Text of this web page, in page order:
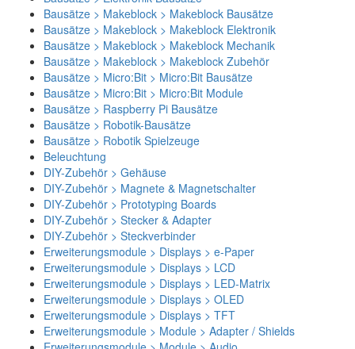
Bausätze > Makeblock > Makeblock Bausätze
Bausätze > Makeblock > Makeblock Elektronik
Bausätze > Makeblock > Makeblock Mechanik
Bausätze > Makeblock > Makeblock Zubehör
Bausätze > Micro:Bit > Micro:Bit Bausätze
Bausätze > Micro:Bit > Micro:Bit Module
Bausätze > Raspberry Pi Bausätze
Bausätze > Robotik-Bausätze
Bausätze > Robotik Spielzeuge
Beleuchtung
DIY-Zubehör > Gehäuse
DIY-Zubehör > Magnete & Magnetschalter
DIY-Zubehör > Prototyping Boards
DIY-Zubehör > Stecker & Adapter
DIY-Zubehör > Steckverbinder
Erweiterungsmodule > Displays > e-Paper
Erweiterungsmodule > Displays > LCD
Erweiterungsmodule > Displays > LED-Matrix
Erweiterungsmodule > Displays > OLED
Erweiterungsmodule > Displays > TFT
Erweiterungsmodule > Module > Adapter / Shields